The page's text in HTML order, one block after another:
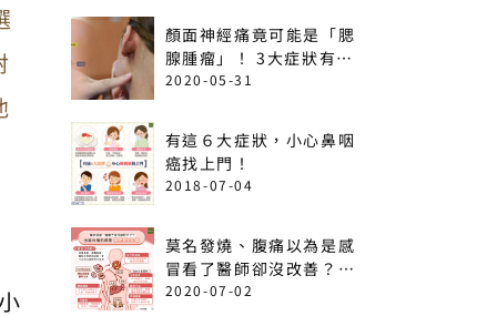
顏面神經痛竟可能是「腮
腺腫瘤」！ 3大症狀有癌
變可能
2020-05-31
有這６大症狀，小心鼻咽
癌找上門！
2018-07-04
莫名發燒、腹痛以為是感
冒看了醫師卻沒改善？出
現這6情形恐是急性白血
2020-07-02